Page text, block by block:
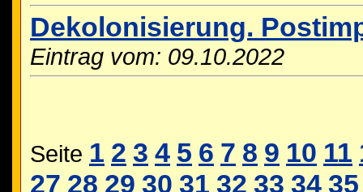
Dekolonisierung.
Eintrag vom: 09.10.2022
Seite 1 2 3 4 5 6 7 8 9 10 11
27 28 29 30 31 32 33 34 35